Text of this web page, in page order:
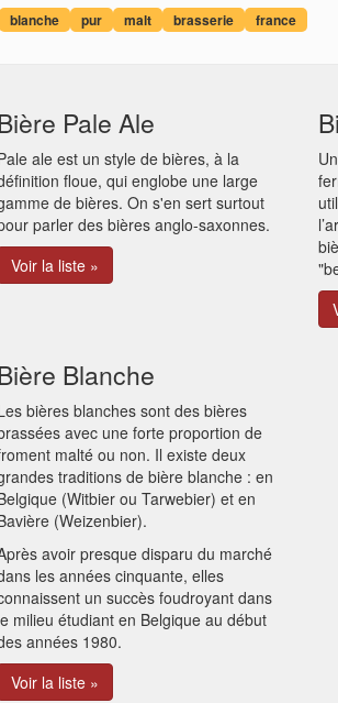
blanche pur malt brasserie france
Pale Ale
ale est un style de bières, à la
floue, qui englobe une large
de bières. On s'en sert surtout
parler des bières anglo-saxonnes.
Voir la liste »
Blanche
bières blanches sont des bières
avec une forte proportion de
malté ou non. Il existe deux
traditions de bière blanche : en
(Witbier ou Tarwebier) et en
(Weizenbier).
avoir presque disparu du marché
les années cinquante, elles
un succès foudroyant dans
milieu étudiant en Belgique au début
années 1980.
Voir la liste »